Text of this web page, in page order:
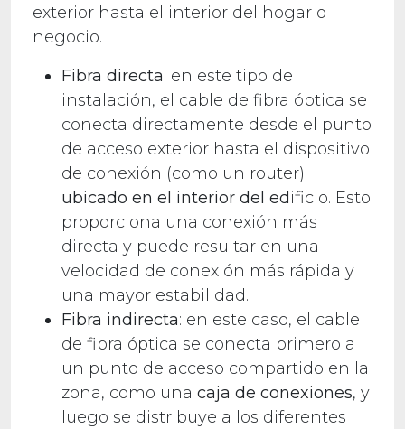
exterior hasta el interior del hogar o
negocio.
Fibra directa: en este tipo de
instalación, el cable de fibra óptica se
conecta directamente desde el punto
de acceso exterior hasta el dispositivo
de conexión (como un router)
ubicado en el interior del ed ificio. Esto
proporciona una conexión más
directa y puede resultar en una
velocidad de conexión más rápida y
una mayor estabilidad.
Fibra indirecta: en este caso, el cable
de fibra óptica se conecta primero a
un punto de acceso compartido en la
zona, como una caja de conexiones, y
luego se distribuye a los diferentes